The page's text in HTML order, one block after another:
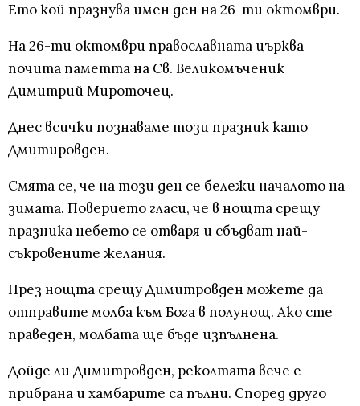
Ето кой празнува имен ден на 26-ти октомври.
На 26-ти октомври православната църква
почита паметта на Св. Великомъченик
Димитрий Мироточец.
Днес всички познаваме този празник като
Дмитировден.
Смята се, че на този ден се бележи началото на
зимата. Поверието гласи, че в нощта срещу
празника небето се отваря и сбъдват най-
съкровените желания.
През нощта срещу Димитровден можете да
отправите молба към Бога в полунощ. Ако сте
праведен, молбата ще бъде изпълнена.
Дойде ли Димитровден, реколтата вече е
прибрана и хамбарите са пълни. Според друго